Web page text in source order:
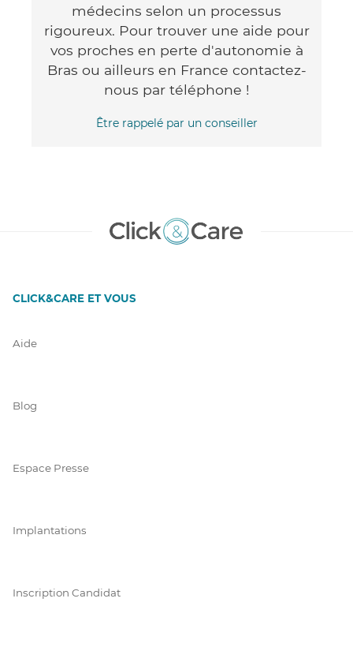
médecins selon un processus
rigoureux. Pour trouver une aide pour
vos proches en perte d'autonomie à
Bras ou ailleurs en France contactez-
nous par téléphone !
Être rappelé par un conseiller
CLICK&CARE ET VOUS
Aide
Blog
Espace Presse
Implantations
Inscription Candidat